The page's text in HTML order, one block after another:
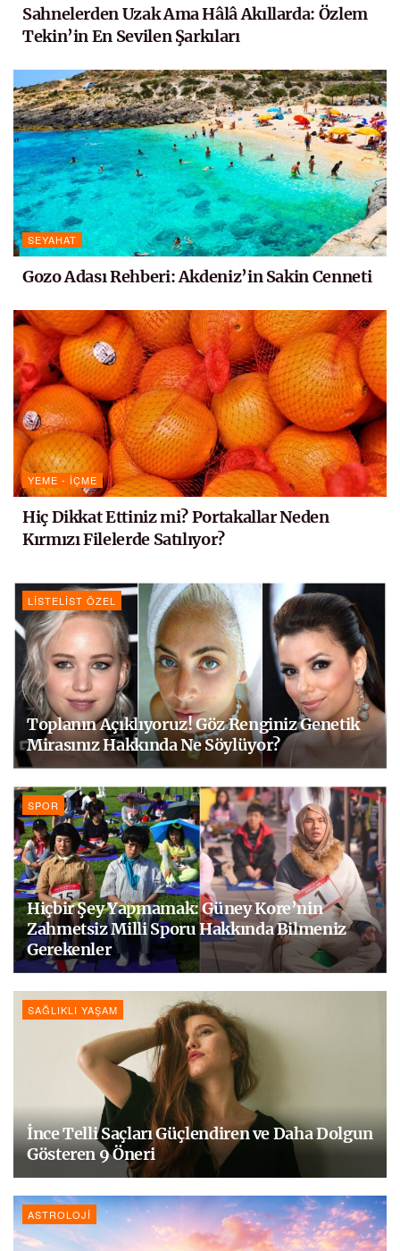
Sahnelerden Uzak Ama Hâlâ Akıllarda: Özlem
Tekin’in En Sevilen Şarkıları
SEYAHAT
Gozo Adası Rehberi: Akdeniz’in Sakin Cenneti
YEME - İÇME
Hiç Dikkat Ettiniz mi? Portakallar Neden
Kırmızı Filelerde Satılıyor?
LISTELIST ÖZEL
Toplanın Açıklıyoruz! Göz Renginiz Genetik
Mirasınız Hakkında Ne Söylüyor?
SPOR
Hiçbir Şey Yapmamak: Güney Kore’nin
Zahmetsiz Milli Sporu Hakkında Bilmeniz
Gerekenler
SAĞLIKLI YAŞAM
İnce Telli Saçları Güçlendiren ve Daha Dolgun
Gösteren 9 Öneri
ASTROLOJI